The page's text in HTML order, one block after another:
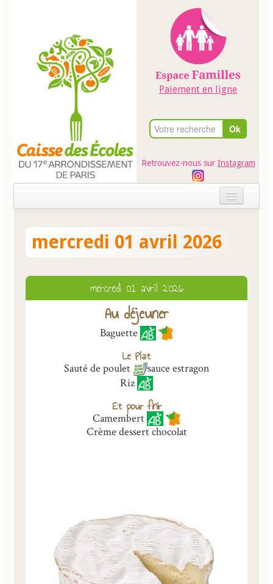
Paiement en ligne
Retrouvez-nous sur Instagram
Evénements
Présentation
Inscriptions et tarifs
Qualité
Menus
Recrutement
Nous contacter
mercredi 01 avril 2026
mercredi 01 avril 2026
Au déjeuner
Baguette
Le Plat
Sauté de poulet
sauce estragon
Riz
Et pour finir
Camembert
Crème dessert chocolat